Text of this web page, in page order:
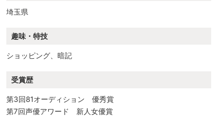
埼玉県
趣味・特技
ショッピング、暗記
受賞歴
第3回81オーディション 優秀賞
第7回声優アワード 新人女優賞